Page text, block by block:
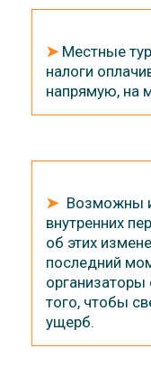
➤Местные
налоги
напрямую, на
➤Возможны
внутренних
об этих
последний
того, чтобы
ущерб.